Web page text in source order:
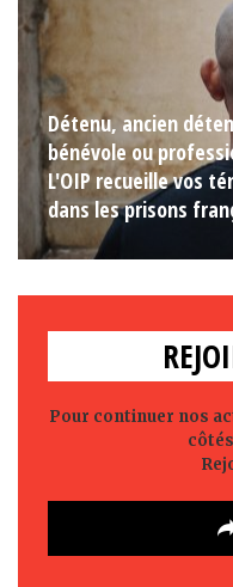
Détenu, ancien
bénévole ou
L'OIP recueille vos
dans les prisons
Pour continuer nos